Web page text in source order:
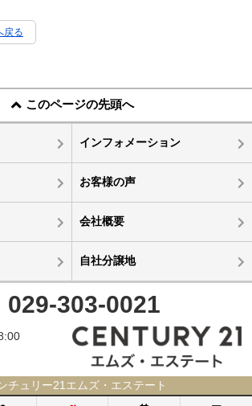
戻る
このページの先頭へ
インフォメーション
お客様の声
会社概要
自社分譲地
029-303-0021
チュリー21エムズ・エステート